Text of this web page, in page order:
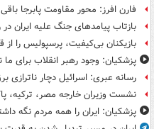
فارن افرز: محور مقاومت پابرجا
بازتاب پیامدهای جنگ علیه ایران
بازیکنان بی‌کیفیت، پرسپولیس را از
پزشکیان: وجود رهبر انقلاب برای
رسانه عبری: اسرائیل دچار
نشست وزیران خارجه مصر، ترکیه،
پزشکیان: ایران را همه مردم نگه